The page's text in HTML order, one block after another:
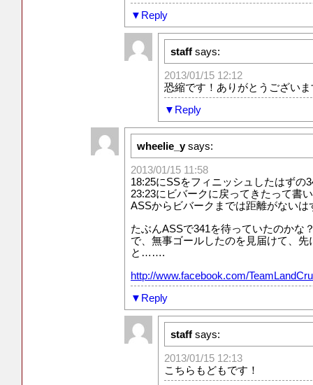
Reply
staff says:
2013/01/15 12:12
恐縮です！ありがとうござい
Reply
wheelie_y says:
2013/01/15 11:58
18:25にSSをフィニッシュしたはずの
23:23にビバークに戻ってきたって書
ASSからビバークまでは距離がないは
たぶんASSで341を待っていたのかな
で、無事ゴールしたのを見届けて、
と…….
http://www.facebook.com/
Reply
staff says:
2013/01/15 12:13
こちらもどもです！